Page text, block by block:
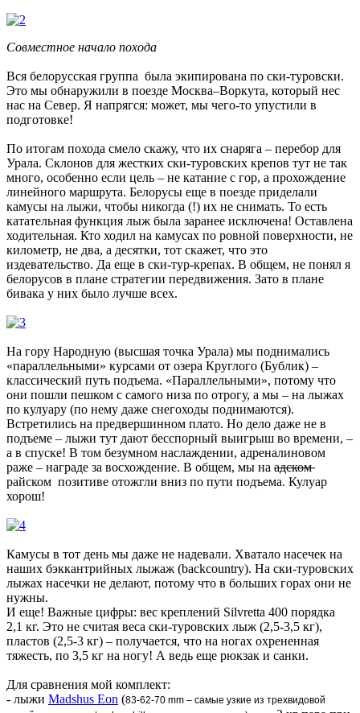
Совместное начало похода
Вся белорусская группа была экипирована по ски-туровски.
Это мы обнаружили в поезде Москва–Воркута, который нес
нас на Север. Я напрягся: может, мы чего-то упустили в
подготовке!
По итогам похода смело скажу, что их снаряга – перебор для
Урала. Склонов для жестких ски-туровских крепов тут не так
много, особенно если цель – не катание с гор, а прохождение
линейного маршрута. Белорусы еще в поезде приделали
камусы на лыжи, чтобы никогда (!) их не снимать. То есть
катательная функция лыж была заранее исключена! Оставлена
ходительная. Кто ходил на камусах по ровной поверхности, не
километр, не два, а десятки, тот скажет, что это
издевательство. Да еще в ски-тур-крепах. В общем, не понял я
белорусов в плане стратегии передвижения. Зато в плане
бивака у них было лучше всех.
На гору Народную (высшая точка Урала) мы поднимались
«параллельными» курсами от озера Круглого (Бублик) –
классический путь подъема. «Параллельными», потому что
они пошли пешком с самого низа по отрогу, а мы – на лыжах
по кулуару (по нему даже снегоходы поднимаются).
Встретились на предвершинном плато. Но дело даже не в
подъеме – лыжи тут дают бесспорный выигрыш во времени, –
а в спуске! В том безумном наслаждении, адреналиновом
раже – награде за восхождение. В общем, мы на адском
райском позитиве отожгли вниз по пути подъема. Кулуар
хорош!
Камусы в тот день мы даже не надевали. Хватало насечек на
наших бэккантрийных лыжаж (backcountry). На ски-туровских
лыжах насечки не делают, потому что в больших горах они не
нужны.
И еще! Важные цифры: вес креплений Silvretta 400 порядка
2,1 кг. Это не считая веса ски-туровских лыж (2,5-3,5 кг),
пластов (2,5-3 кг) – получается, что на ногах охрененная
тяжесть, по 3,5 кг на ногу! А ведь еще рюкзак и санки.
Для сравнения мой комплект:
- лыжи Madshus Eon (83-62-70 mm – самые узкие из трехвидовой